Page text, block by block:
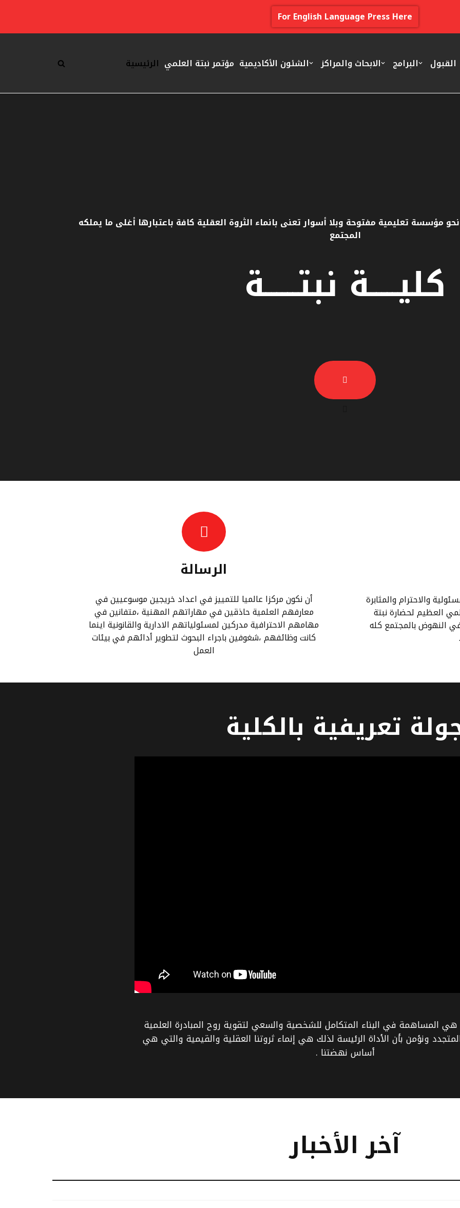
For English Language Press Here
القبول البرامج الابحاث والمراكز الشئون الأكاديمية مؤتمر نبتة العلمي الرئيسية
مؤسسة تعليمية مفتوحة وبلا أسوار تعنى بانماء الثروة العقلية كافة باعتبارها أغلى ما يملكه
المجتمع
كليـــــة نبتــــــة
والاحترام والمثابرة
العظيم لحضارة نبتة
النهوض بالمجتمع كله
الرسالة
أن نكون مركزا عالميا للتمييز في اعداد خريجين موسوعيين في
معارفهم العلمية حاذقين في مهاراتهم المهنية ،متفانين في
مهامهم الاحترافية مدركين لمسئولياتهم الادارية والقانونية اينما
كانت وظائفهم ،شغوفين باجراء البحوث لتطوير أدائهم في بيئات
العمل
تعريفية بالكلية
هي المساهمة في البناء المتكامل للشخصية والسعي لتقوية روح المبادرة العلمية
ونؤمن بأن الأداة الرئيسة لذلك هي إنماء ثروتنا العقلية والقيمية والتي هي
أساس نهضتنا .
آخر الأخبار